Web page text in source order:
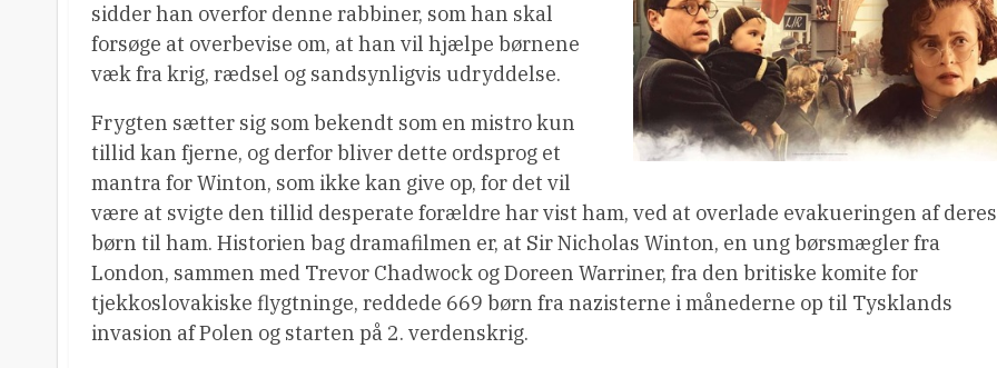
sidder han overfor denne rabbiner, som han skal
forsøge at overbevise om, at han vil hjælpe børnene
væk fra krig, rædsel og sandsynligvis udryddelse.
Frygten sætter sig som bekendt som en mistro kun
tillid kan fjerne, og derfor bliver dette ordsprog et
mantra for Winton, som ikke kan give op, for det vil
være at svigte den tillid desperate forældre har vist ham, ved at overlade evakueringen af deres
børn til ham. Historien bag dramafilmen er, at Sir Nicholas Winton, en ung børsmægler fra
London, sammen med Trevor Chadwock og Doreen Warriner, fra den britiske komite for
tjekkoslovakiske flygtninge, reddede 669 børn fra nazisterne i månederne op til Tysklands
invasion af Polen og starten på 2. verdenskrig.